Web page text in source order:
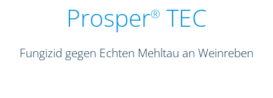
Prosper® TEC
Fungizid gegen Echten Mehltau an Weinreben